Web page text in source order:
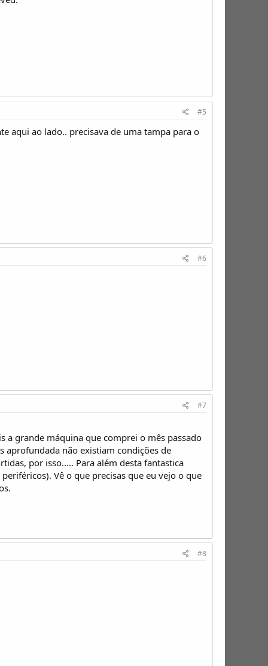
#5
aqui ao lado.. precisava de uma tampa para o
#6
#7
a grande máquina que comprei o mês passado
aprofundada não existiam condições de
por isso..... Para além desta fantastica
Vê o que precisas que eu vejo o que
#8